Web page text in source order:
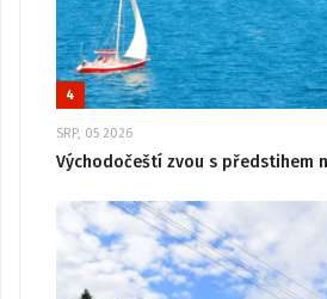
4
SRP, 05 2026
Východočeští zvou s předstihem